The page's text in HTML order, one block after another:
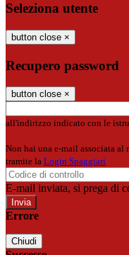
Seleziona utente
button close ×
Recupero password
button close ×
all'indirizzo indicato con le
Non hai una e-mail associata al
tramite la Login Spaggiari
E-mail inviata, si prega di
Errore
Chiudi